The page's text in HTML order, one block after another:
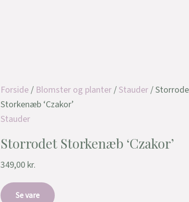
Forside/ Blomster og planter/ Stauder/
Storkenæb ‘Czakor’
Stauder
Storrodet Storkenæb ‘Czakor’
349,00 kr.
Se vare